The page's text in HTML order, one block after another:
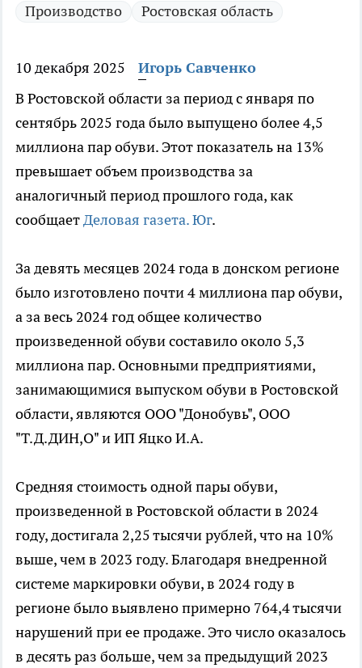
Производство
Ростовская область
10 декабря 2025
Игорь Савченко
В Ростовской области за период с января по
сентябрь 2025 года было выпущено более 4,5
миллиона пар обуви. Этот показатель на 13%
превышает объем производства за
аналогичный период прошлого года, как
сообщаетДеловая газета. Юг.
За девять месяцев 2024 года в донском регионе
было изготовлено почти 4 миллиона пар обуви,
а за весь 2024 год общее количество
произведенной обуви составило около 5,3
миллиона пар. Основными предприятиями,
занимающимися выпуском обуви в Ростовской
области, являются ООО "Донобувь", ООО
"Т.Д.ДИН,О" и ИП Яцко И.А.
Средняя стоимость одной пары обуви,
произведенной в Ростовской области в 2024
году, достигала 2,25 тысячи рублей, что на 10%
выше, чем в 2023 году. Благодаря внедренной
системе маркировки обуви, в 2024 году в
регионе было выявлено примерно 764,4 тысячи
нарушений при ее продаже. Это число оказалось
в десять раз больше, чем за предыдущий 2023